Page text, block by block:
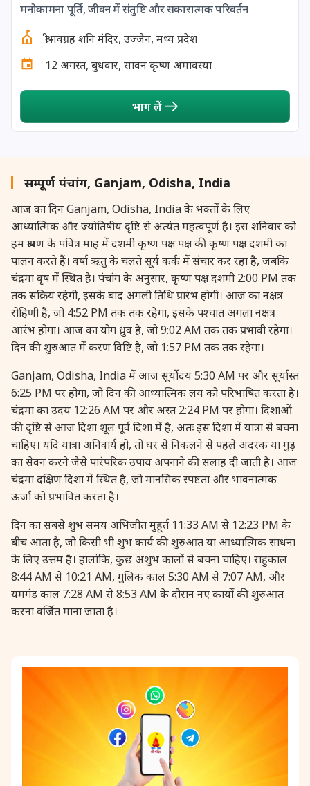
25 August, 2026 Pradosh Vrat
26 August, 2026
27 August, 2026 Shravana Purnima Vrat
28 August, 2026 Anvadhan
28 August, 2026 Chandra Grahan *Anshika
28 August, 2026 Gayatri Jayanti
28 August, 2026 Narali Purnima
28 August, 2026 Rakhi
28 August, 2026 Raksha Bandhan
28 August, 2026 Sanskrit Diwas
28 August, 2026
28 August, 2026 Varalakshmi Vrat
28 August, 2026 Yajurveda Upakarma
29 August, 2026
Bahula Chaturthi
Heramba Sankashti Chaturthi
मनोकामना पूर्ति, जीवन में संतुष्टि और सकारात्मक परिवर्तन
श्री नवग्रह शनि मंदिर, उज्जैन, मध्य प्रदेश
12 अगस्त, बुधवार, सावन कृष्ण अमावस्या
भाग लें
सम्पूर्ण पंचांग, Ganjam, Odisha, India
आज का दिन Ganjam, Odisha, India के भक्तों के लिए
आध्यात्मिक और ज्योतिषीय दृष्टि से अत्यंत महत्वपूर्ण है। इस शनिवार को
हम श्रावण के पवित्र माह में दशमी कृष्ण पक्ष पक्ष की कृष्ण पक्ष दशमी का
पालन करते हैं। वर्षा ऋतु के चलते सूर्य कर्क में संचार कर रहा है, जबकि
चंद्रमा वृष में स्थित है। पंचांग के अनुसार, कृष्ण पक्ष दशमी 2:00 PM तक
तक सक्रिय रहेगी, इसके बाद अगली तिथि प्रारंभ होगी। आज का नक्षत्र
रोहिणी है, जो 4:52 PM तक तक रहेगा, इसके पश्चात अगला नक्षत्र
आरंभ होगा। आज का योग ध्रुव है, जो 9:02 AM तक तक प्रभावी रहेगा।
दिन की शुरुआत में करण विष्टि है, जो 1:57 PM तक तक रहेगा।
Ganjam, Odisha, India में आज सूर्योदय 5:30 AM पर और सूर्यास्त
6:25 PM पर होगा, जो दिन की आध्यात्मिक लय को परिभाषित करता है।
चंद्रमा का उदय 12:26 AM पर और अस्त 2:24 PM पर होगा। दिशाओं
की दृष्टि से आज दिशा शूल पूर्व दिशा में है, अतः इस दिशा में यात्रा से बचना
चाहिए। यदि यात्रा अनिवार्य हो, तो घर से निकलने से पहले अदरक या गुड़
का सेवन करने जैसे पारंपरिक उपाय अपनाने की सलाह दी जाती है। आज
चंद्रमा दक्षिण दिशा में स्थित है, जो मानसिक स्पष्टता और भावनात्मक
ऊर्जा को प्रभावित करता है।
दिन का सबसे शुभ समय अभिजीत मुहूर्त 11:33 AM से 12:23 PM के
बीच आता है, जो किसी भी शुभ कार्य की शुरुआत या आध्यात्मिक साधना
के लिए उत्तम है। हालांकि, कुछ अशुभ कालों से बचना चाहिए। राहुकाल
8:44 AM से 10:21 AM, गुलिक काल 5:30 AM से 7:07 AM, और
यमगंड काल 7:28 AM से 8:53 AM के दौरान नए कार्यों की शुरुआत
करना वर्जित माना जाता है।